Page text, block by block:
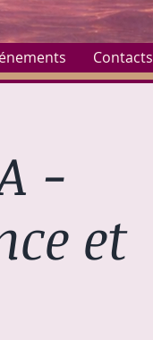
Contacts
-
et